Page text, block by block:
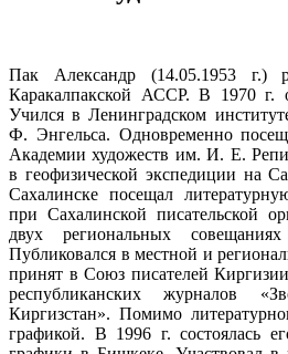
Пак Александр (14.05.1953 г.)
Каракалпакской АССР. В 1970 г.
Учился в Ленинградском
Ф. Энгельса. Одновременно
Академии художеств им. И. Е.
в геофизической экспедиции на
Сахалинске посещал
при Сахалинской писательской
двух региональных
Публиковался в местной и
принят в Союз писателей
республиканских журналов
Киргизстан». Помимо
графикой. В 1996 г. состоялась